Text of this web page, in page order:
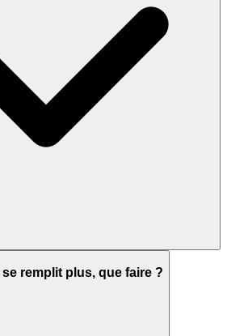
remplit plus, que faire ?